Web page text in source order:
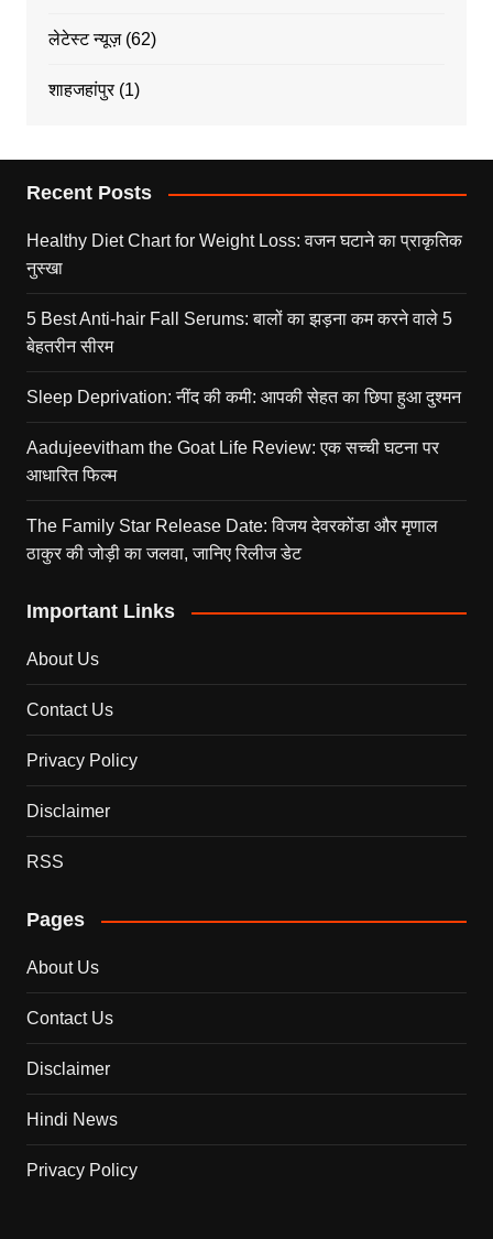
लेटेस्ट न्यूज़(62)
शाहजहांपुर(1)
Recent Posts
Healthy Diet Chart for Weight Loss: वजन घटाने का प्राकृतिक
नुस्खा
5 Best Anti-hair Fall Serums: बालों का झड़ना कम करने वाले 5
बेहतरीन सीरम
Sleep Deprivation: नींद की कमी: आपकी सेहत का छिपा हुआ दुश्मन
Aadujeevitham the Goat Life Review: एक सच्ची घटना पर
आधारित फिल्म
The Family Star Release Date: विजय देवरकोंडा और मृणाल
ठाकुर की जोड़ी का जलवा, जानिए रिलीज डेट
Important Links
About Us
Contact Us
Privacy Policy
Disclaimer
RSS
Pages
About Us
Contact Us
Disclaimer
Hindi News
Privacy Policy